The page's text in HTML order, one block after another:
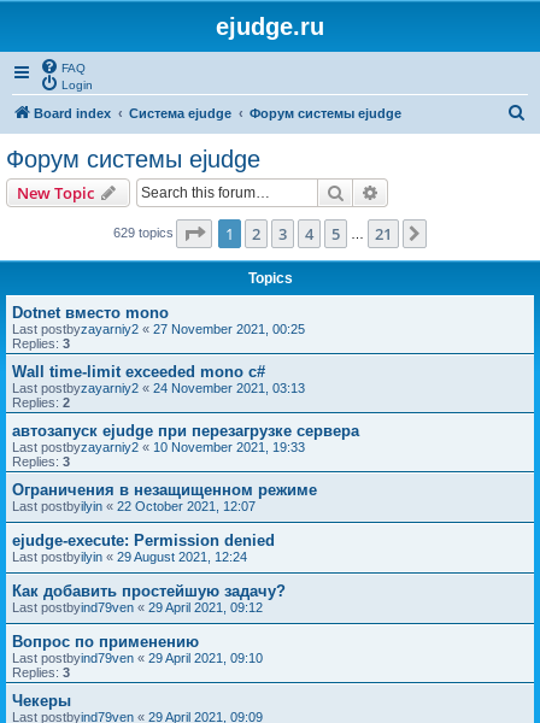
ejudge.ru
FAQ
Login
Board index Система ejudge Форум системы ejudge
Форум системы ejudge
New Topic Search
629 topics Page 1of 21
1 2 3 4 5 21
Topics
Dotnet вместо mono
Last postbyzayarniy2 « 27 November 2021, 00:25
Replies: 3
Wall time-limit exceeded mono c#
Last postbyzayarniy2 « 24 November 2021, 03:13
Replies: 2
автозапуск ejudge при перезагрузке сервера
Last postbyzayarniy2 « 10 November 2021, 19:33
Replies: 3
Ограничения в незащищенном режиме
Last postbyilyin « 22 October 2021, 12:07
ejudge-execute: Permission denied
Last postbyilyin « 29 August 2021, 12:24
Как добавить простейшую задачу?
Last postbyind79ven « 29 April 2021, 09:12
Вопрос по применению
Last postbyind79ven « 29 April 2021, 09:10
Replies: 3
Чекеры
Last postbyind79ven « 29 April 2021, 09:09